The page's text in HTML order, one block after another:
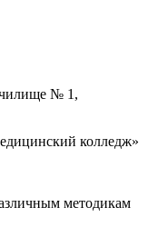
№ 1,
колледж»
методикам